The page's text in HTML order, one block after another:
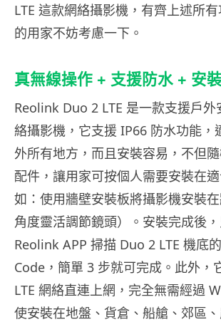
LTE 這款網絡攝影機，有齊上述所
的用家不妨考慮一下。
真無線操作 + 支援防水 + 安
Reolink Duo 2 LTE 是一款支援戶外
絡攝影機，它支援 IP66 防水功能，
外所有地方，而且安裝容易，不但
配件，讓用家可按個人需要安裝在
如：使用牆壁安裝板將攝影機安裝
角度靈活調節鏡頭）。安裝完成後
Reolink APP 掃描 Duo 2 LTE 機底
Code，簡單 3 步就可完成。此外，
LTE 網絡直連上網，完全無需經過
使安裝在地盤、貨倉、船艙、郊區